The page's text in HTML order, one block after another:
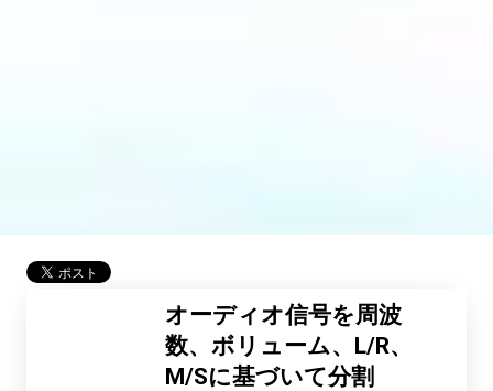
オーディオ信号を周波
数、ボリューム、L/R、
M/Sに基づいて分割